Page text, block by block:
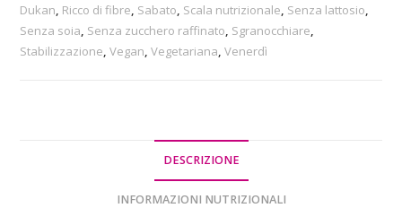
Dukan, Ricco di fibre, Sabato, Scala nutrizionale, Senza lattosio,
Senza soia, Senza zucchero raffinato, Sgranocchiare,
Stabilizzazione,Vegan,Vegetariana,Venerdì
DESCRIZIONE
INFORMAZIONI NUTRIZIONALI